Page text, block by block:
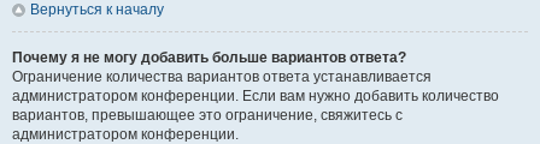
Вернуться к началу
Почему я не могу добавить больше вариантов ответа?
Ограничение количества вариантов ответа устанавливается
администратором конференции. Если вам нужно добавить количество
вариантов, превышающее это ограничение, свяжитесь с
администратором конференции.